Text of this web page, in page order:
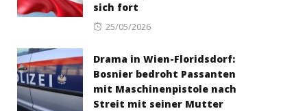
sich fort
Posted
25/05/2026
Drama in Wien-Floridsdorf:
Bosnier bedroht Passanten
mit Maschinenpistole nach
Streit mit seiner Mutter